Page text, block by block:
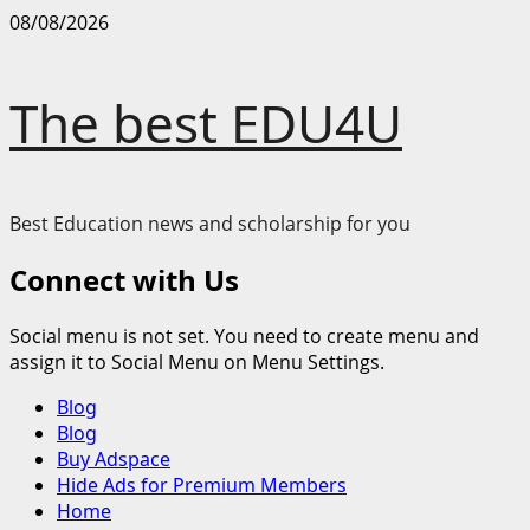
Skip
08/08/2026
The best EDU4U
Best Education news and scholarship for you
Connect with Us
Social menu is not set. You need to create menu and
assign it to Social Menu on Menu Settings.
Primary
Menu
Blog
Blog
Buy Adspace
Hide Ads for Premium Members
Home